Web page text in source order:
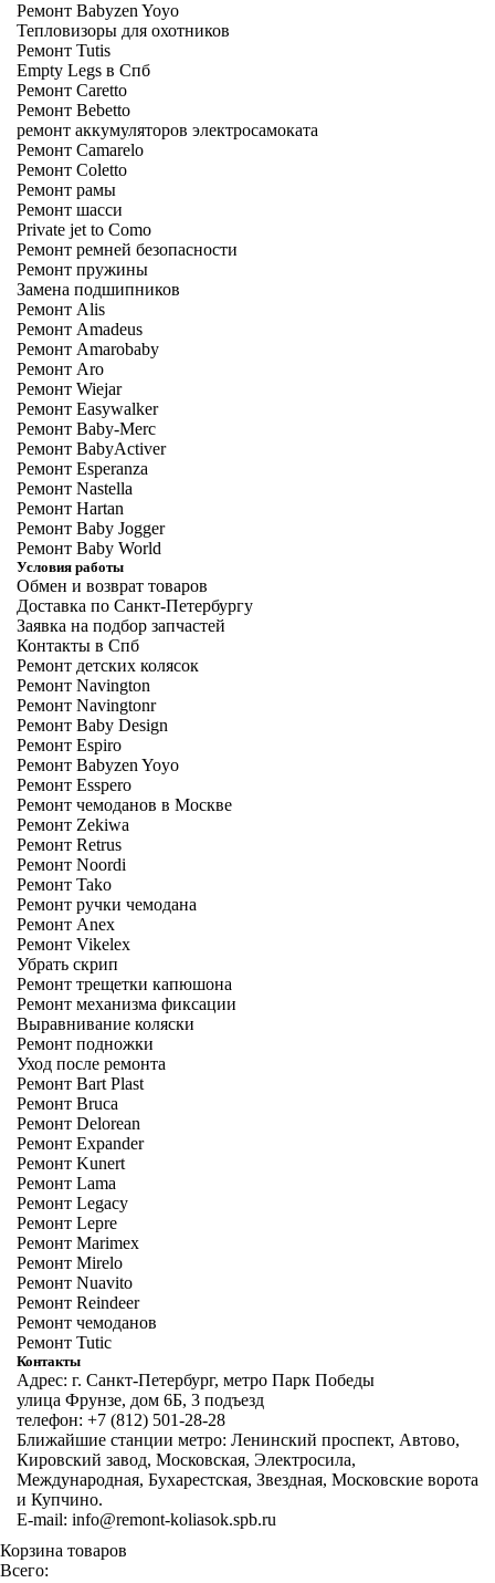
Ремонт Babyzen Yoyo
Тепловизоры для охотников
Ремонт Tutis
Empty Legs в Спб
Ремонт Caretto
Ремонт Bebetto
ремонт аккумуляторов электросамоката
Ремонт Camarelo
Ремонт Coletto
Ремонт рамы
Ремонт шасси
Private jet to Como
Ремонт ремней безопасности
Ремонт пружины
Замена подшипников
Ремонт Alis
Ремонт Amadeus
Ремонт Amarobaby
Ремонт Aro
Ремонт Wiejar
Ремонт Easywalker
Ремонт Baby-Merc
Ремонт BabyActiver
Ремонт Esperanza
Ремонт Nastella
Ремонт Hartan
Ремонт Baby Jogger
Ремонт Baby World
Условия работы
Обмен и возврат товаров
Доставка по Санкт-Петербургу
Заявка на подбор запчастей
Контакты в Спб
Ремонт детских колясок
Ремонт Navington
Ремонт Navingtonr
Ремонт Baby Design
Ремонт Espiro
Ремонт Babyzen Yoyo
Ремонт Esspero
Ремонт чемоданов в Москве
Ремонт Zekiwa
Ремонт Retrus
Ремонт Noordi
Ремонт Tako
Ремонт ручки чемодана
Ремонт Anex
Ремонт Vikelex
Убрать скрип
Ремонт трещетки капюшона
Ремонт механизма фиксации
Выравнивание коляски
Ремонт подножки
Уход после ремонта
Ремонт Bart Plast
Ремонт Bruca
Ремонт Delorean
Ремонт Expander
Ремонт Kunert
Ремонт Lama
Ремонт Legacy
Ремонт Lepre
Ремонт Marimex
Ремонт Mirelo
Ремонт Nuavito
Ремонт Reindeer
Ремонт чемоданов
Ремонт Tutic
Контакты
Адрес: г. Санкт-Петербург, метро Парк Победы
улица Фрунзе, дом 6Б, 3 подъезд
телефон: +7 (812) 501-28-28
Ближайшие станции метро: Ленинский проспект, Автово,
Кировский завод, Московская, Электросила,
Международная, Бухарестская, Звездная, Московские ворота
и Купчино.
E-mail: info@remont-koliasok.spb.ru
Корзина товаров
Всего: